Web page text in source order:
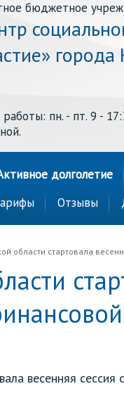
бюджетное
пн. - пт. 9 -
долголетие
Отзывы
области стартовала
весенняя